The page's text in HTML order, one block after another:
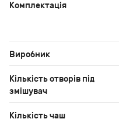
Комплектація
Виробник
Кількість отворів під
змішувач
Кількість чаш